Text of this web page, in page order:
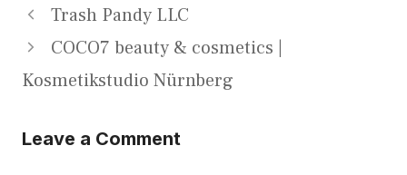
Trash Pandy LLC
COCO7 beauty & cosmetics |
Kosmetikstudio Nürnberg
Leave a Comment